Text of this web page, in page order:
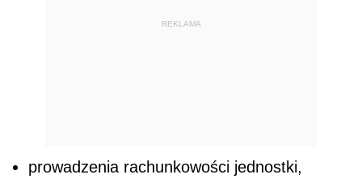
REKLAMA
prowadzenia rachunkowości jednostki,